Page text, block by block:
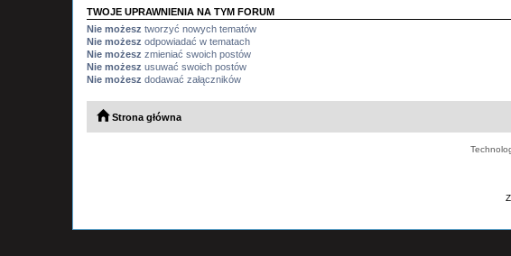
TWOJE UPRAWNIENIA NA TYM FORUM
Nie możesz tworzyć nowych tematów
Nie możesz odpowiadać w tematach
Nie możesz zmieniać swoich postów
Nie możesz usuwać swoich postów
Nie możesz dodawać załączników
Strona główna